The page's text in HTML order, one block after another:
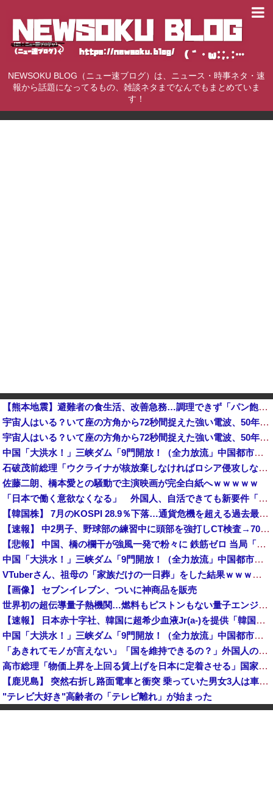
NEWSOKU BLOG（ニュー速ブログ）は、ニュース・時事ネタ・速
報から話題になってるもの、雑談ネタまでなんでもまとめていま
す！
【熊本地震】避難者の食生活、改善急務…調理できず「パン飽き飽き」断水なお３万戸超
宇宙人はいる？いて座の方角から72秒間捉えた強い電波、50年間正体分からぬ「Wow！信号」他
宇宙人はいる？いて座の方角から72秒間捉えた強い電波、50年間正体分からぬ「Wow！信号」
中国「大洪水！」三峡ダム「9門開放！（全力放流」中国都市「三峡沿線の道路水没」中国政府「高速道路封鎖！」中国ダム「緊急放流に合わせて開門（土砂崩れ発生」→
石破茂前総理「ウクライナが核放棄しなければロシア侵攻しなかった」！
佐藤二朗、橋本愛との騒動で主演映画が完全白紙へｗｗｗｗｗ
「日本で働く意欲なくなる」 外国人、自活できても新要件「届かない」…永住許可厳格化で「日本離れ」か
【韓国株】 7月のKOSPI 28.9％下落…通貨危機を超える過去最大の下げ幅
【速報】 中2男子、野球部の練習中に頭部を強打しCT検査→70代医師「問題ないです」→中学生死亡「他人のCT画像みてました」
【悲報】 中国、橋の欄干が強風一発で粉々に 鉄筋ゼロ 当局「接着剤でくっつけただけ」「正常で、品質問題はない」
中国「大洪水！」三峡ダム「9門開放！（全力放流」中国都市「三峡沿線の道路水没」中国政府「高速道路封鎖！」中国ダム「緊急放流に合わせて開門（土砂崩れ発生」→
VTuberさん、祖母の「家族だけの一日葬」をした結果ｗｗｗｗｗｗｗ
【画像】 セブンイレブン、ついに神商品を販売
世界初の超伝導量子熱機関…燃料もピストンもない量子エンジンが回った！
【速報】 日本赤十字社、韓国に超希少血液Jr(a-)を提供「韓国内では適合する血液を確保できなかった」※今回で4回目
中国「大洪水！」三峡ダム「9門開放！（全力放流」中国都市「三峡沿線の道路水没」中国政府「高速道路封鎖！」中国ダム「緊急放流に合わせて開門（土砂崩れ発生」→
「あきれてモノが言えない」「国を維持できるの？」外国人の永住許可要件の厳格化で在日中国人の本音は？
高市総理「物価上昇を上回る賃上げを日本に定着させる」国家公務員月給3.51％増へ 地方公務員も追随する見通し
【鹿児島】 突然右折し路面電車と衝突 乗っていた男女3人は車を放置しダッシュで逃走中
"テレビ大好き"高齢者の「テレビ離れ」が始まった
【イオンモール熊本】 一転して話が変わってくる「従業員の避難誘導の証言が複数」イオン側が社内規定に抵触していた疑い